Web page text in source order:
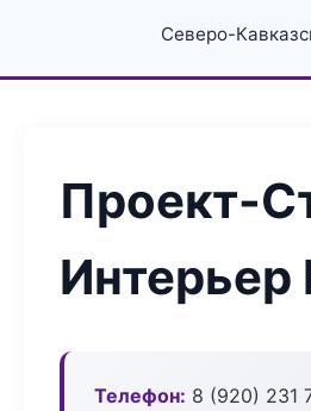
Северо-
Проект-
Интерьер
Телефон: 8 (920) 231